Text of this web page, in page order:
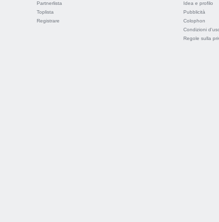
Partnerlista
Toplista
Registrare
Idea e profilo
Pubblicità
Colophon
Condizioni
Regole sulla